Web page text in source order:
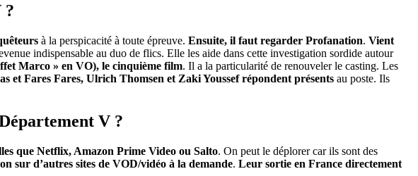
?
à la perspicacité à toute épreuve. Ensuite, il faut regarder Profanation. Vient
indispensable au duo de flics. Elle les aide dans cette investigation sordide autour
Marco » en VO), le cinquième film. Il a la particularité de renouveler le casting. Les
et Fares Fares, Ulrich Thomsen et Zaki Youssef répondent présents au poste. Ils
V ?
que Netflix, Amazon Prime Video ou Salto. On peut le déplorer car ils sont des
sur d’autres sites de VOD/vidéo à la demande. Leur sortie en France directement